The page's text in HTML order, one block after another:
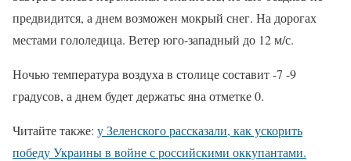
предвидится, а днем возможен мокрый снег. На дорогах
местами гололедица. Ветер юго-западный до 12 м/с.
Ночью температура воздуха в столице составит -7 -9
градусов, а днем будет держатьс яна отметке 0.
Читайте также: у Зеленского рассказали, как ускорить
победу Украины в войне с российскими оккупантами.